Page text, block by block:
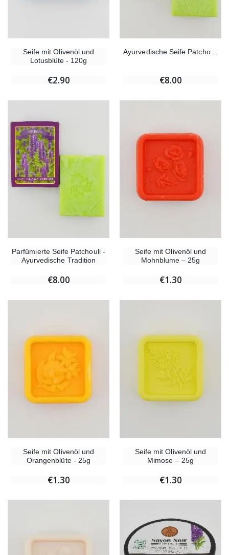
Seife mit Olivenöl und
Lotusblüte - 120g
€2.90
Ayurvedische Seife Patchouli
€8.00
Parfümierte Seife Patchouli -
Ayurvedische Tradition
€8.00
Seife mit Olivenöl und
Mohnblume – 25g
€1.30
Seife mit Olivenöl und
Orangenblüte - 25g
€1.30
Seife mit Olivenöl und
Mimose – 25g
€1.30